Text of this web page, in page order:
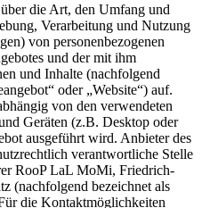
die Art, den Umfang und
Verarbeitung und Nutzung
von personenbezogenen
und der mit ihm
und Inhalte (nachfolgend
oder „Website“) auf.
von den verwendeten
Geräten (z.B. Desktop oder
ausgeführt wird. Anbieter des
verantwortliche Stelle
RooP LaL MoMi, Friedrich-
(nachfolgend bezeichnet als
die Kontaktmöglichkeiten